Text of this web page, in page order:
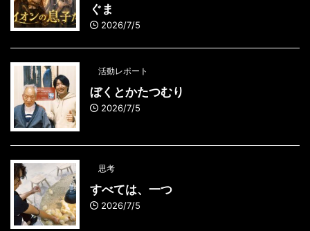
ぐま
2026/7/5
活動レポート
ぼくとかたつむり
2026/7/5
思考
すべては、一つ
2026/7/5